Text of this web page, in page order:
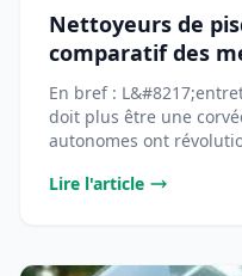
Nettoyeurs de
comparatif des
En bref :
doit plus être une
autonomes ont
Lire l'article